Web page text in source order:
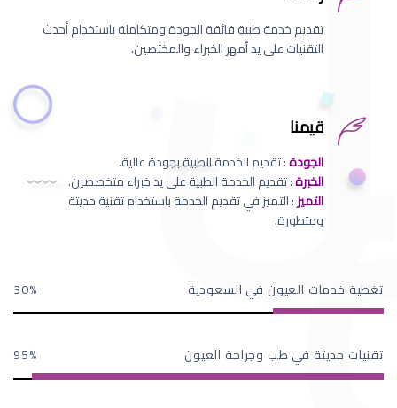
تقديم خدمة طبية فائقة الجودة ومتكاملة باستخدام أحدث
التقنيات على يد أمهر الخبراء والمختصين.
قيمنا
الجودة: تقديم الخدمة الطبية بجودة عالية.
الخبرة: تقديم الخدمة الطبية على يد خبراء متخصصين.
التميز: التميز في تقديم الخدمة باستخدام تقنية حديثة
ومتطورة.
تغطية خدمات العيون في السعودية 30
تقنيات حديثة في طب وجراحة العيون 95